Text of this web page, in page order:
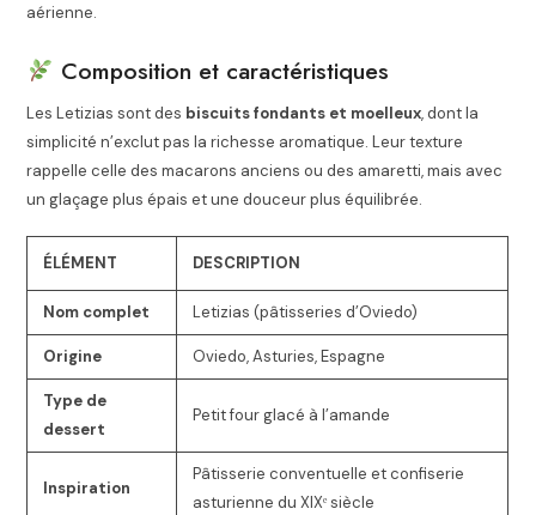
aérienne.
Composition et caractéristiques
Les Letizias sont des biscuits fondants et moelleux, dont la
simplicité n’exclut pas la richesse aromatique. Leur texture
rappelle celle des macarons anciens ou des amaretti, mais avec
un glaçage plus épais et une douceur plus équilibrée.
ÉLÉMENT DESCRIPTION
Nom complet Letizias (pâtisseries d’Oviedo)
Origine Oviedo, Asturies, Espagne
Type de
dessert
Petit four glacé à l’amande
Inspiration
Pâtisserie conventuelle et confiserie
asturienne du XIXᵉ siècle